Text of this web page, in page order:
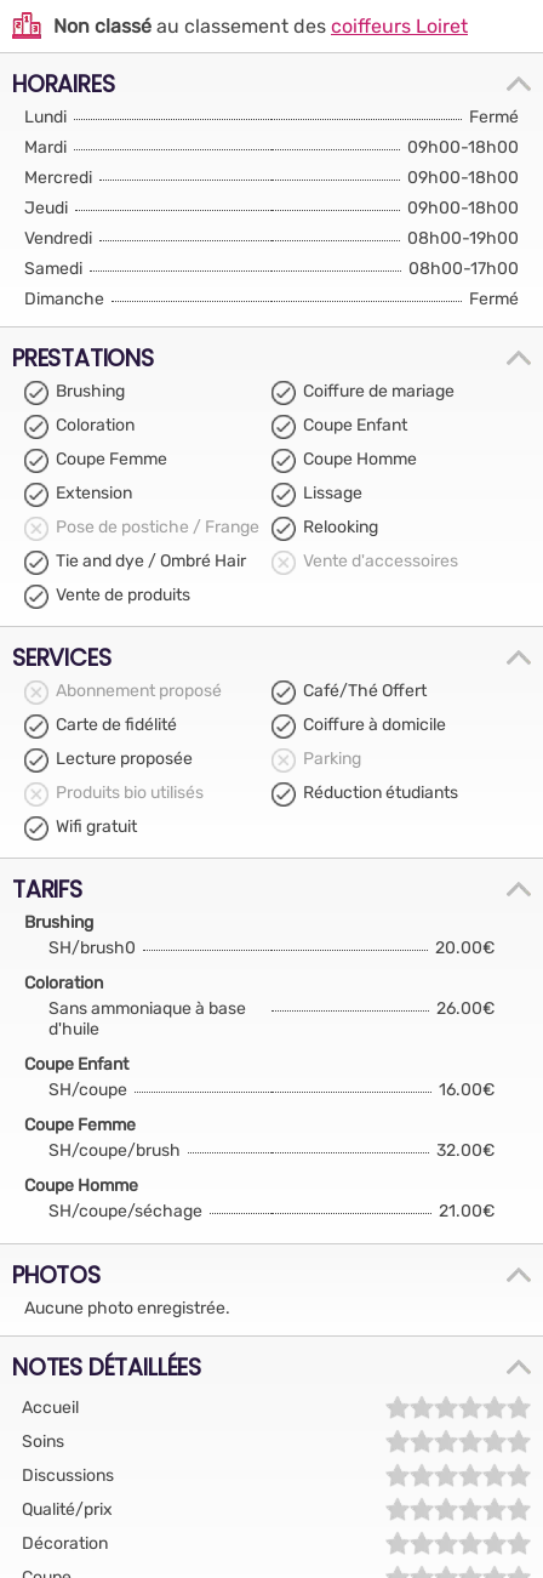
Non classé au classement des coiffeurs Loiret
HORAIRES
Lundi
Fermé
Mardi
09h00-18h00
Mercredi
09h00-18h00
Jeudi
09h00-18h00
Vendredi
08h00-19h00
Samedi
08h00-17h00
Dimanche
Fermé
PRESTATIONS
Brushing
Coiffure de mariage
Coloration
Coupe Enfant
Coupe Femme
Coupe Homme
Extension
Lissage
Pose de postiche / Frange
Relooking
Tie and dye / Ombré Hair
Vente d'accessoires
Vente de produits
SERVICES
Abonnement proposé
Café/Thé Offert
Carte de fidélité
Coiffure à domicile
Lecture proposée
Parking
Produits bio utilisés
Réduction étudiants
Wifi gratuit
TARIFS
Brushing
SH/brush0
20.00€
Coloration
Sans ammoniaque à base
d'huile
26.00€
Coupe Enfant
SH/coupe
16.00€
Coupe Femme
SH/coupe/brush
32.00€
Coupe Homme
SH/coupe/séchage
21.00€
PHOTOS
Aucune photo enregistrée.
NOTES DÉTAILLÉES
Accueil
Soins
Discussions
Qualité/prix
Décoration